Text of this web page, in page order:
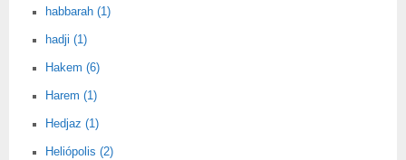
habbarah (1)
hadji (1)
Hakem (6)
Harem (1)
Hedjaz (1)
Heliópolis (2)